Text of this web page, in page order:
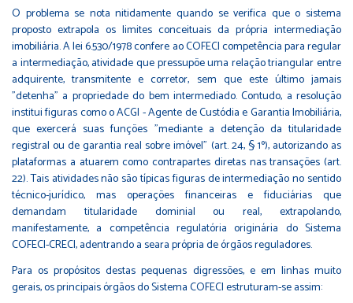
O problema se nota nitidamente quando se verifica que o sistema
proposto extrapola os limites conceituais da própria intermediação
imobiliária. A lei 6.530/1978 confere ao COFECI competência para regular
a intermediação, atividade que pressupõe uma relação triangular entre
adquirente, transmitente e corretor, sem que este último jamais
"detenha" a propriedade do bem intermediado. Contudo, a resolução
institui figuras como o ACGI - Agente de Custódia e Garantia Imobiliária,
que exercerá suas funções "mediante a detenção da titularidade
registral ou de garantia real sobre imóvel" (art. 24, § 1º), autorizando as
plataformas a atuarem como contrapartes diretas nas transações (art.
22). Tais atividades não são típicas figuras de intermediação no sentido
técnico-jurídico, mas operações financeiras e fiduciárias que
demandam titularidade dominial ou real, extrapolando,
manifestamente, a competência regulatória originária do Sistema
COFECI-CRECI, adentrando a seara própria de órgãos reguladores.
Para os propósitos destas pequenas digressões, e em linhas muito
gerais, os principais órgãos do Sistema COFECI estruturam-se assim: